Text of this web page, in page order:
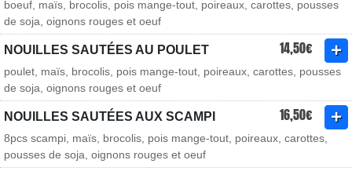
boeuf, maïs, brocolis, pois mange-tout, poireaux, carottes, pousses
de soja, oignons rouges et oeuf
NOUILLES SAUTÉES AU POULET 14,50€
poulet, maïs, brocolis, pois mange-tout, poireaux, carottes, pousses
de soja, oignons rouges et oeuf
NOUILLES SAUTÉES AUX SCAMPI 16,50€
8pcs scampi, maïs, brocolis, pois mange-tout, poireaux, carottes,
pousses de soja, oignons rouges et oeuf